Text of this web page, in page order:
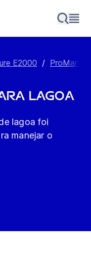
E2000 /
lagoa
lagoa foi
manejar o